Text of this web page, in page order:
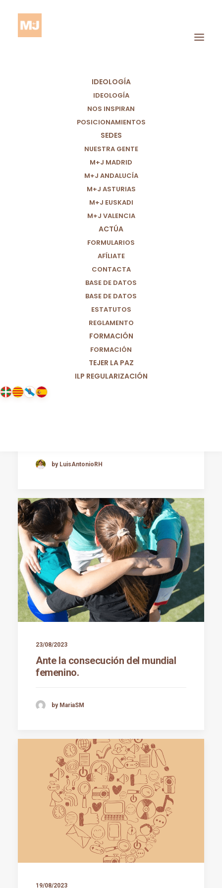
IDEOLOGÍA
IDEOLOGÍA
NOS INSPIRAN
POSICIONAMIENTOS
SEDES
NUESTRA GENTE
M+J MADRID
M+J ANDALUCÍA
M+J ASTURIAS
M+J EUSKADI
M+J VALENCIA
ACTÚA
FORMULARIOS
AFÍLIATE
CONTACTA
BASE DE DATOS
BASE DE DATOS
ESTATUTOS
REGLAMENTO
FORMACIÓN
FORMACIÓN
TEJER LA PAZ
ILP REGULARIZACIÓN
Caminar
by LuisAntonioRH
23/08/2023
Ante la consecución del mundial
femenino.
by MariaSM
19/08/2023